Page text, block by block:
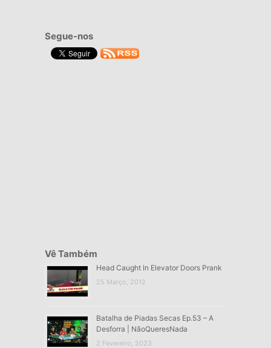
Segue-nos
Vê Também
Head Caught In Elevator Doors Prank
25 Março, 2012
Batalha de Piadas Secas Ep.53 – A
Desforra | NãoQueresNada
2 Fevereiro, 2023